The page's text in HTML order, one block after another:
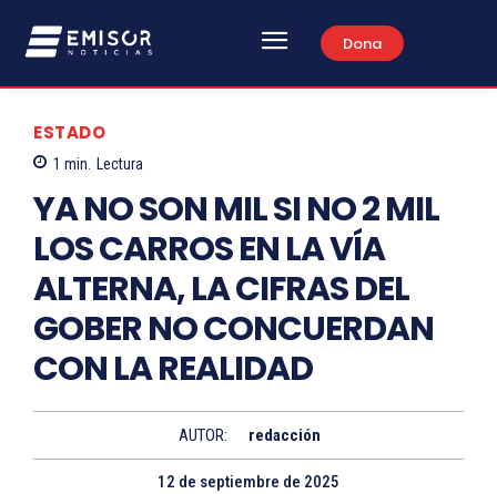
Dona
ESTADO
1 min. Lectura
YA NO SON MIL SI NO 2 MIL
LOS CARROS EN LA VÍA
ALTERNA, LA CIFRAS DEL
GOBER NO CONCUERDAN
CON LA REALIDAD
AUTOR: redacción
12 de septiembre de 2025